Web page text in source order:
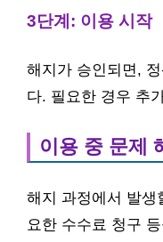
3단계: 이용 시작
해지가 승인되면,
다. 필요한 경우 추
이용 중 문제
해지 과정에서 발생
요한 수수료 청구